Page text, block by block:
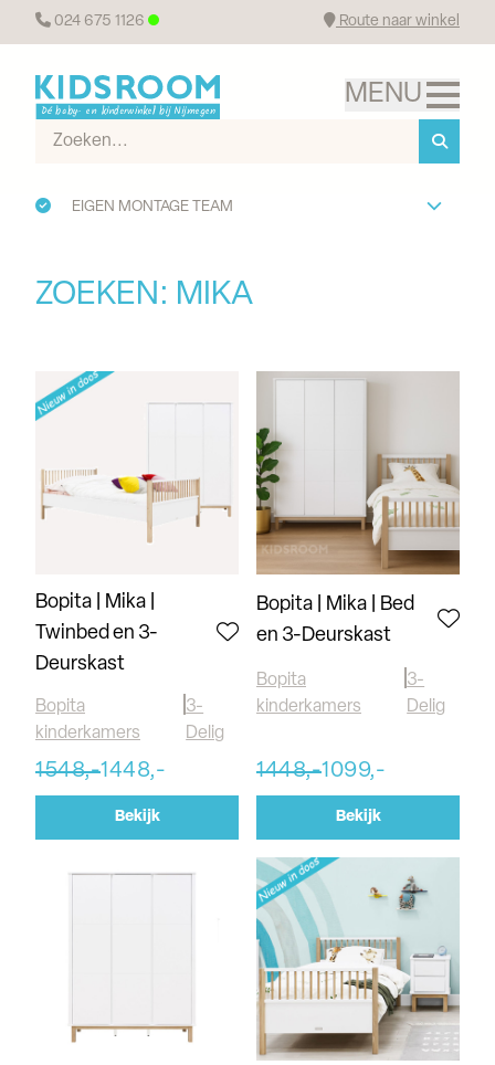
024 675 1126 Route naar winkel
EIGEN MONTAGE TEAM
ZOEKEN: MIKA
Bopita | Mika |
Twinbed en 3-
Deurskast
Bopita
kinderkamers
3-
Delig
1548,-1448,-
Bekijk
Bopita | Mika | Bed
en 3-Deurskast
Bopita
kinderkamers
3-
Delig
1448,-1099,-
Bekijk